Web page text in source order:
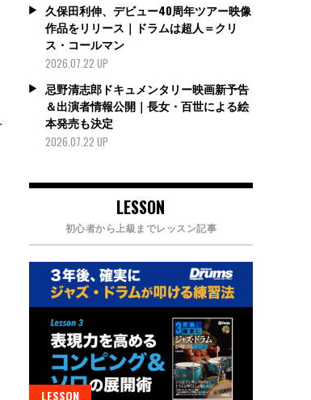
久保田利伸、デビュー40周年ツアー映像
作品をリリース｜ドラムは超人＝クリ
ス・コールマン
2026.07.22 UP
忌野清志郎ドキュメンタリー映画新予告
＆出演者情報公開｜長女・百世による絵
本発売も決定
2026.07.22 UP
LESSON
初心者から上級までレッスン記事
LESSON